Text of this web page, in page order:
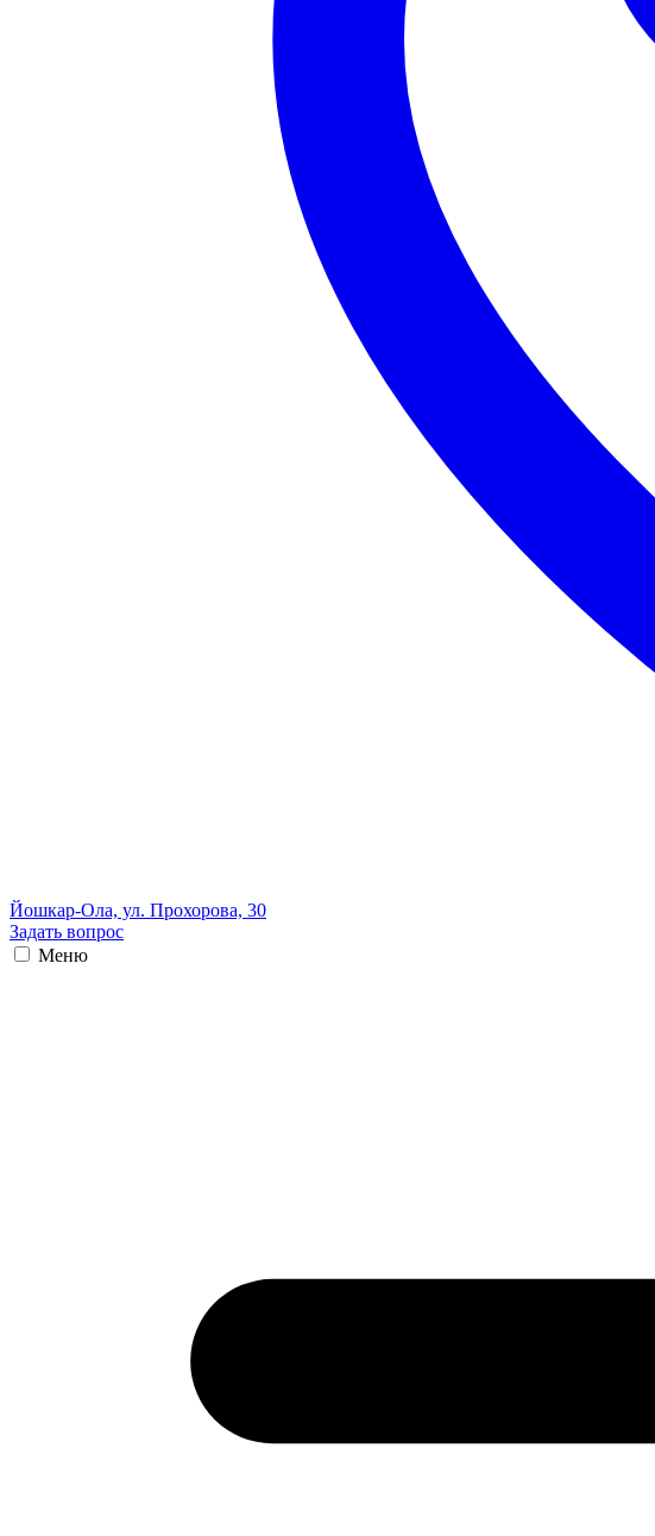
Йошкар-Ола, ул. Прохорова, 30
Задать вопрос
Меню